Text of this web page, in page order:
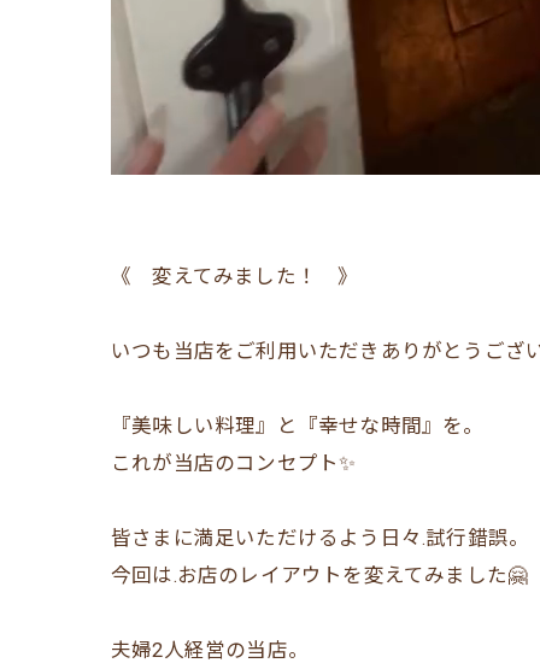
《 変えてみました！ 》
いつも当店をご利用いただきありがとうござ
『美味しい料理』と『幸せな時間』を。
これが当店のコンセプト✨
皆さまに満足いただけるよう日々.試行錯誤。
今回は.お店のレイアウトを変えてみました🤗
夫婦2人経営の当店。